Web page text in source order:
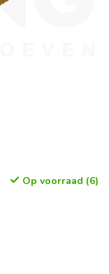
Op voorraad (6)